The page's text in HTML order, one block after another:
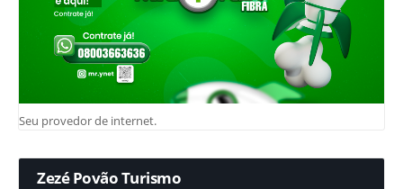
Seu provedor de internet.
Zezé Povão Turismo